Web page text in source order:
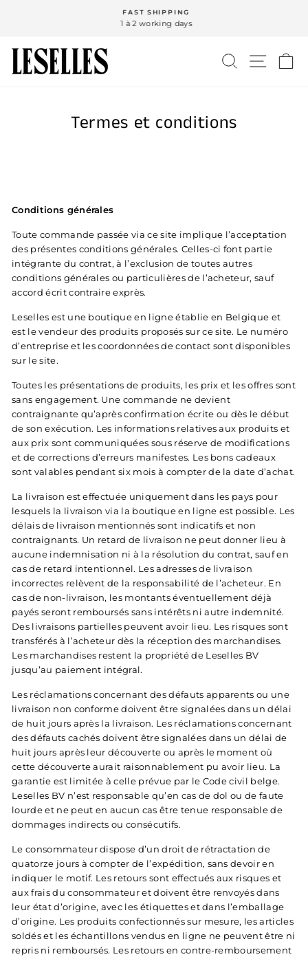
Diaporama
FAST SHIPPING
1 à 2 working days
Termes et conditions
Conditions générales
Toute commande passée via ce site implique l’acceptation
des présentes conditions générales. Celles-ci font partie
intégrante du contrat, à l’exclusion de toutes autres
conditions générales ou particulières de l’acheteur, sauf
accord écrit contraire exprès.
Leselles est une boutique en ligne établie en Belgique et
est le vendeur des produits proposés sur ce site. Le numéro
d’entreprise et les coordonnées de contact sont disponibles
sur le site.
Toutes les présentations de produits, les prix et les offres sont
sans engagement. Une commande ne devient
contraignante qu’après confirmation écrite ou dès le début
de son exécution. Les informations relatives aux produits et
aux prix sont communiquées sous réserve de modifications
et de corrections d’erreurs manifestes. Les bons cadeaux
sont valables pendant six mois à compter de la date d’achat.
La livraison est effectuée uniquement dans les pays pour
lesquels la livraison via la boutique en ligne est possible. Les
délais de livraison mentionnés sont indicatifs et non
contraignants. Un retard de livraison ne peut donner lieu à
aucune indemnisation ni à la résolution du contrat, sauf en
cas de retard intentionnel. Les adresses de livraison
incorrectes relèvent de la responsabilité de l’acheteur. En
cas de non-livraison, les montants éventuellement déjà
payés seront remboursés sans intérêts ni autre indemnité.
Des livraisons partielles peuvent avoir lieu. Les risques sont
transférés à l’acheteur dès la réception des marchandises.
Les marchandises restent la propriété de Leselles BV
jusqu’au paiement intégral.
Les réclamations concernant des défauts apparents ou une
livraison non conforme doivent être signalées dans un délai
de huit jours après la livraison. Les réclamations concernant
des défauts cachés doivent être signalées dans un délai de
huit jours après leur découverte ou après le moment où
cette découverte aurait raisonnablement pu avoir lieu. La
garantie est limitée à celle prévue par le Code civil belge.
Leselles BV n’est responsable qu’en cas de dol ou de faute
lourde et ne peut en aucun cas être tenue responsable de
dommages indirects ou consécutifs.
Le consommateur dispose d’un droit de rétractation de
quatorze jours à compter de l’expédition, sans devoir en
indiquer le motif. Les retours sont effectués aux risques et
aux frais du consommateur et doivent être renvoyés dans
leur état d’origine, avec les étiquettes et dans l’emballage
d’origine. Les produits confectionnés sur mesure, les articles
soldés et les échantillons vendus en ligne ne peuvent être ni
repris ni remboursés. Les retours en contre-remboursement